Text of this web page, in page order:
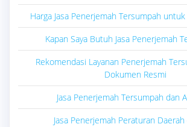
Harga Jasa Penerjemah Tersumpah
Kapan Saya Butuh Jasa Penerjemah
Rekomendasi Layanan Penerjemah
Dokumen Resmi
Jasa Penerjemah Tersumpah dan
Jasa Penerjemah Peraturan Daerah